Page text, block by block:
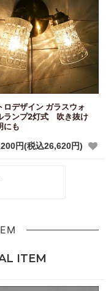
ロデザイン ガラスウォ
ランプ2灯式 吹き抜け
にも
円(税込26,620円)
ITEM